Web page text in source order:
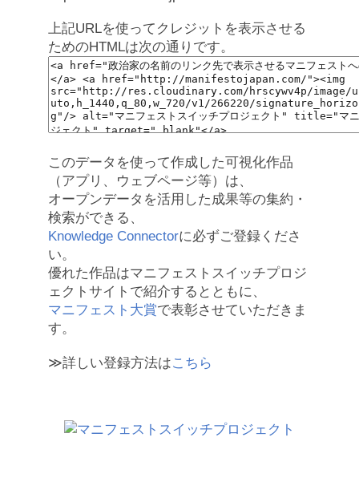
上記URLを使ってクレジットを表示させる
ためのHTMLは次の通りです。
このデータを使って作成した可視化作品
（アプリ、ウェブページ等）は、
オープンデータを活用した成果等の集約・
検索ができる、
Knowledge Connectorに必ずご登録くださ
い。
優れた作品はマニフェストスイッチプロジ
ェクトサイトで紹介するとともに、
マニフェスト大賞で表彰させていただきま
す。
≫詳しい登録方法はこちら